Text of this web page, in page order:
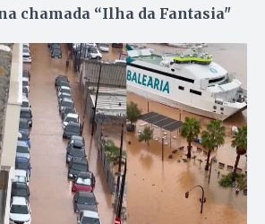
chamada “Ilha da Fantasia"